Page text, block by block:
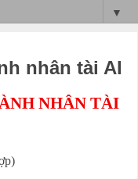
▼
nhân tài AI
NHÂN TÀI